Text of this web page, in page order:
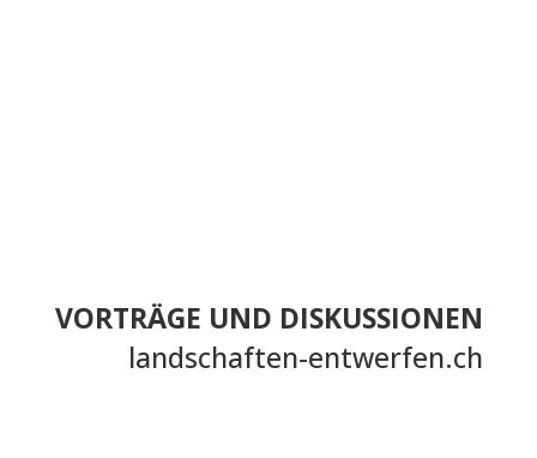
VORTRÄGE UND DISKUSSIONEN
landschaften-entwerfen.ch